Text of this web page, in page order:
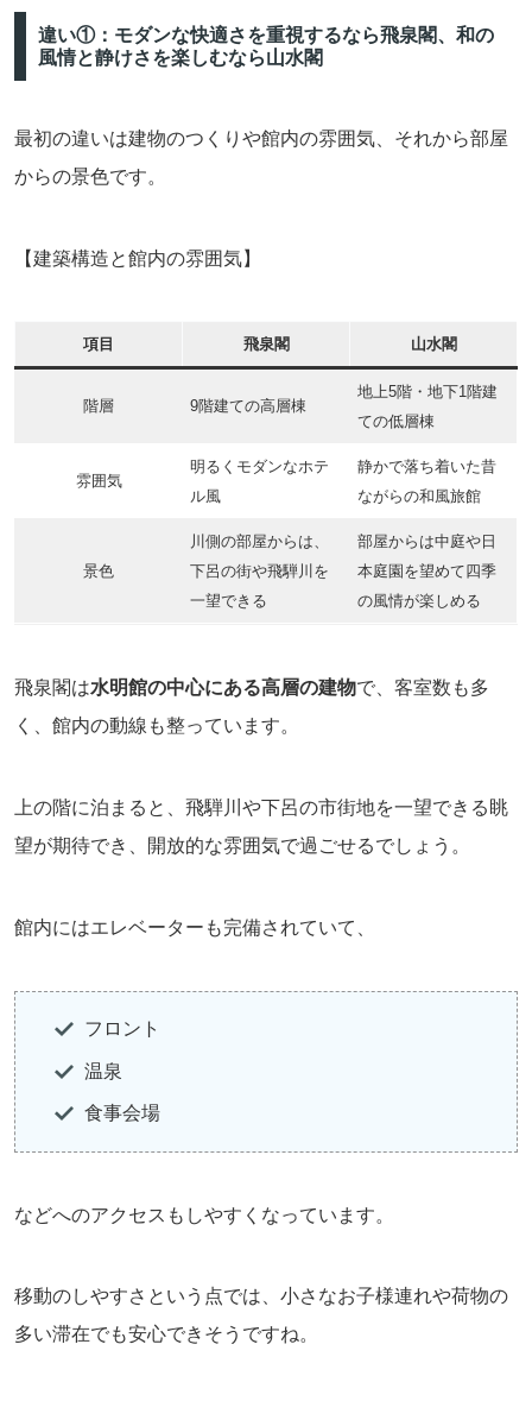
違い①：モダンな快適さを重視するなら飛泉閣、和の
風情と静けさを楽しむなら山水閣
最初の違いは建物のつくりや館内の雰囲気、それから部屋
からの景色です。
【建築構造と館内の雰囲気】
項目 飛泉閣 山水閣
階層 9階建ての高層棟
地上5階・地下1階建
ての低層棟
雰囲気
明るくモダンなホテ
ル風
静かで落ち着いた昔
ながらの和風旅館
景色
川側の部屋からは、
下呂の街や飛騨川を
一望できる
部屋からは中庭や日
本庭園を望めて四季
の風情が楽しめる
飛泉閣は水明館の中心にある高層の建物で、客室数も多
く、館内の動線も整っています。
上の階に泊まると、飛騨川や下呂の市街地を一望できる眺
望が期待でき、開放的な雰囲気で過ごせるでしょう。
館内にはエレベーターも完備されていて、
フロント
温泉
食事会場
などへのアクセスもしやすくなっています。
移動のしやすさという点では、小さなお子様連れや荷物の
多い滞在でも安心できそうですね。